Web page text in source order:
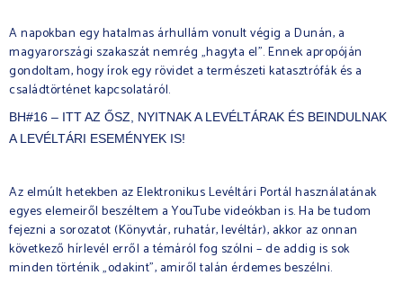
A napokban egy hatalmas árhullám vonult végig a Dunán, a
magyarországi szakaszát nemrég „hagyta el”. Ennek apropóján
gondoltam, hogy írok egy rövidet a természeti katasztrófák és a
családtörténet kapcsolatáról.
BH#16 – ITT AZ ŐSZ, NYITNAK A LEVÉLTÁRAK ÉS BEINDULNAK
A LEVÉLTÁRI ESEMÉNYEK IS!
Az elmúlt hetekben az Elektronikus Levéltári Portál használatának
egyes elemeiről beszéltem a YouTube videókban is. Ha be tudom
fejezni a sorozatot (Könyvtár, ruhatár, levéltár), akkor az onnan
következő hírlevél erről a témáról fog szólni – de addig is sok
minden történik „odakint”, amiről talán érdemes beszélni.